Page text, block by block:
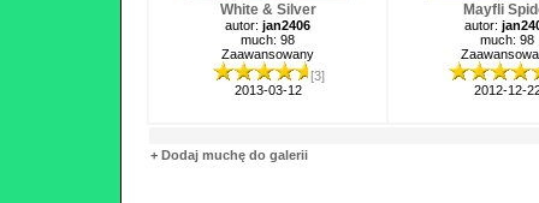
White & Silver
autor: jan2406
much: 98
Zaawansowany
[3]
2013-03-12
Mayfli
autor:
much: 98
2012-12-
+ Dodaj muchę do galerii